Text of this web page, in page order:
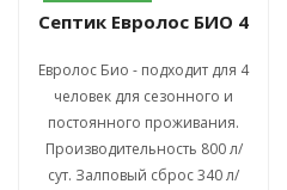
Септик Евролос БИО 4
Евролос Био - подходит для 4
человек для сезонного и
постоянного проживания.
Производительность 800 л/
сут. Залповый сброс 340 л/